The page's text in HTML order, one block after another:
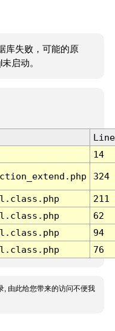
库失败，可能的原
启动。
Line
14
324
211
62
94
76
, 由此给您带来的访问不便我